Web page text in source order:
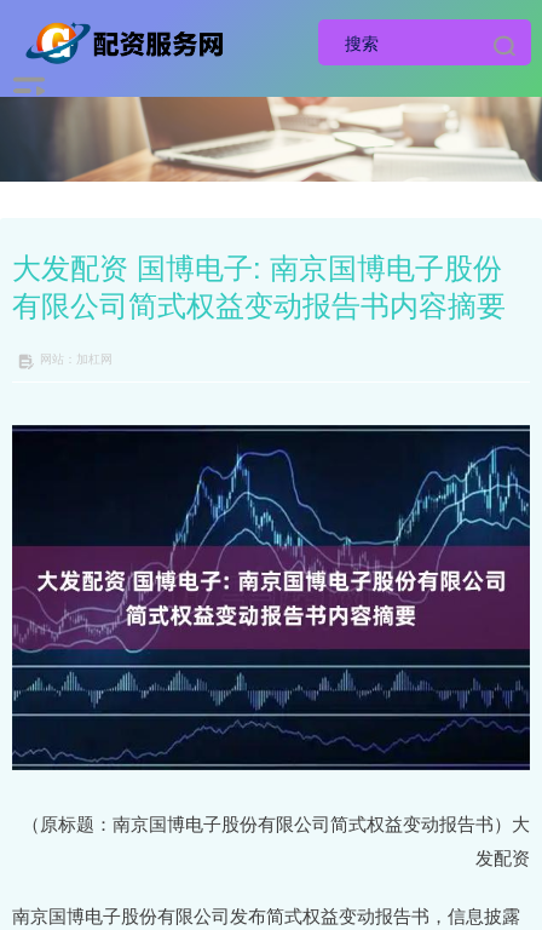
大发配资 国博电子: 南京国博电子股份
有限公司简式权益变动报告书内容摘要
网站：加杠网
（原标题：南京国博电子股份有限公司简式权益变动报告书）大
发配资
南京国博电子股份有限公司发布简式权益变动报告书，信息披露